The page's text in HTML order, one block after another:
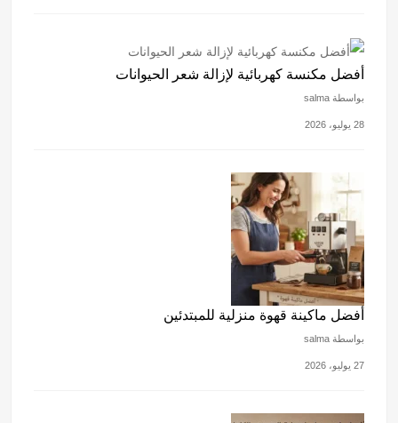
أفضل مكنسة كهربائية لإزالة شعر الحيوانات
بواسطة salma
28 يوليو، 2026
أفضل ماكينة قهوة منزلية للمبتدئين
بواسطة salma
27 يوليو، 2026